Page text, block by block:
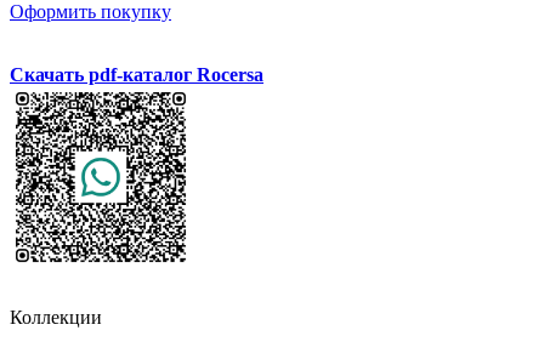
Оформить покупку
Скачать pdf-каталог Rocersa
Коллекции